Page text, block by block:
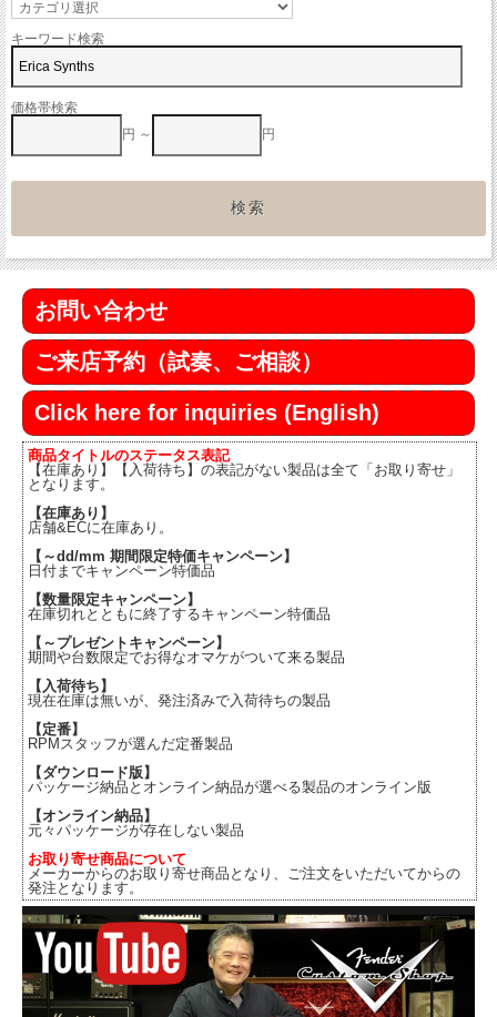
キーワード検索
価格帯検索
円 ～
円
お問い合わせ
ご来店予約（試奏、ご相談）
Click here for inquiries (English)
商品タイトルのステータス表記
【在庫あり】【入荷待ち】の表記がない製品は全て「お取り寄せ」
となります。
【在庫あり】
店舗&ECに在庫あり。
【～dd/mm 期間限定特価キャンペーン】
日付までキャンペーン特価品
【数量限定キャンペーン】
在庫切れとともに終了するキャンペーン特価品
【～プレゼントキャンペーン】
期間や台数限定でお得なオマケがついて来る製品
【入荷待ち】
現在在庫は無いが、発注済みで入荷待ちの製品
【定番】
RPMスタッフが選んだ定番製品
【ダウンロード版】
パッケージ納品とオンライン納品が選べる製品のオンライン版
【オンライン納品】
元々パッケージが存在しない製品
お取り寄せ商品について
メーカーからのお取り寄せ商品となり、ご注文をいただいてからの
発注となります。